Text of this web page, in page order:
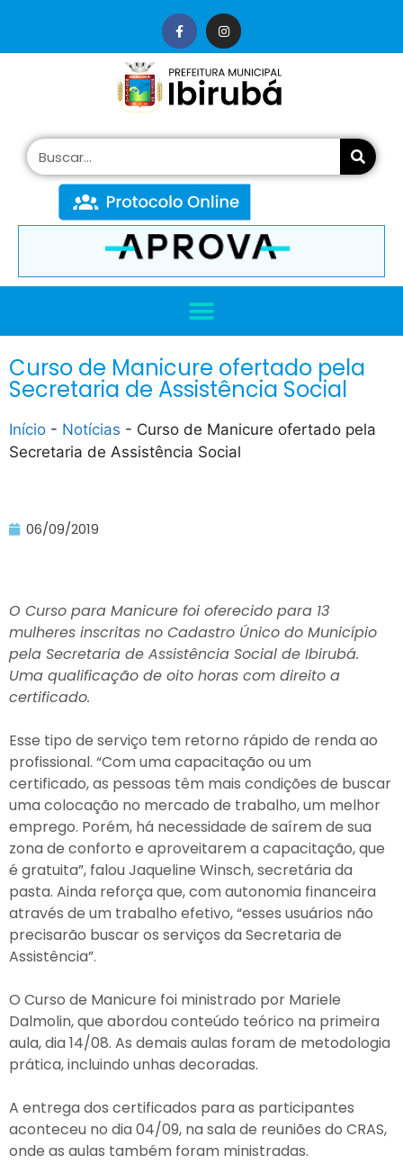
Curso de Manicure ofertado pela
Secretaria de Assistência Social
Início - Notícias - Curso de Manicure ofertado pela
Secretaria de Assistência Social
06/09/2019
O Curso para Manicure foi oferecido para 13
mulheres inscritas no Cadastro Único do Município
pela Secretaria de Assistência Social de Ibirubá.
Uma qualificação de oito horas com direito a
certificado.
Esse tipo de serviço tem retorno rápido de renda ao
profissional. “Com uma capacitação ou um
certificado, as pessoas têm mais condições de buscar
uma colocação no mercado de trabalho, um melhor
emprego. Porém, há necessidade de saírem de sua
zona de conforto e aproveitarem a capacitação, que
é gratuita”, falou Jaqueline Winsch, secretária da
pasta. Ainda reforça que, com autonomia financeira
através de um trabalho efetivo, “esses usuários não
precisarão buscar os serviços da Secretaria de
Assistência”.
O Curso de Manicure foi ministrado por Mariele
Dalmolin, que abordou conteúdo teórico na primeira
aula, dia 14/08. As demais aulas foram de metodologia
prática, incluindo unhas decoradas.
A entrega dos certificados para as participantes
aconteceu no dia 04/09, na sala de reuniões do CRAS,
onde as aulas também foram ministradas.